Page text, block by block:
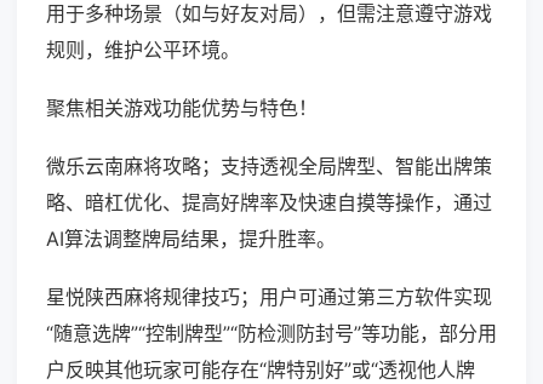
用于多种场景（如与好友对局），但需注意遵守游戏
规则，维护公平环境。
聚焦相关游戏功能优势与特色！
微乐云南麻将攻略；支持透视全局牌型、智能出牌策
略、暗杠优化、提高好牌率及快速自摸等操作，通过
AI算法调整牌局结果，提升胜率。
星悦陕西麻将规律技巧；用户可通过第三方软件实现
“随意选牌”“控制牌型”“防检测防封号”等功能，部分用
户反映其他玩家可能存在“牌特别好”或“透视他人牌